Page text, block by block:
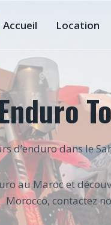
Accueil Location
d’enduro dans le
au Maroc et
Morocco, contactez